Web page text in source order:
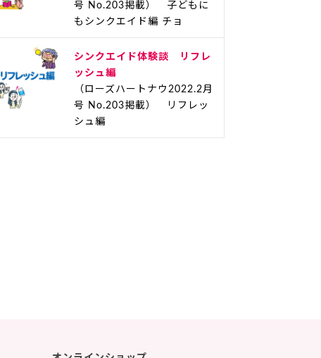
号 No.203掲載） 子どもに
もシンクエイド編 チョ
シンクエイド体験談 リフレ
ッシュ編
（ローズハートナウ2022.2月
号 No.203掲載） リフレッ
シュ編